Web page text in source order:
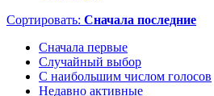
Сортировать: Сначала последние
Сначала первые
Случайный выбор
С наибольшим числом голосов
Недавно активные